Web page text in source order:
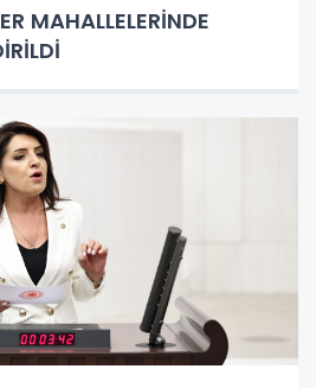
MAHALLELERİNDE